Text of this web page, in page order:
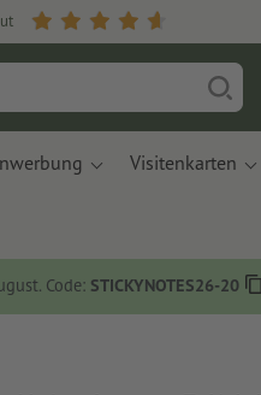
Visitenkarten
Code: STICKYNOTES26-20